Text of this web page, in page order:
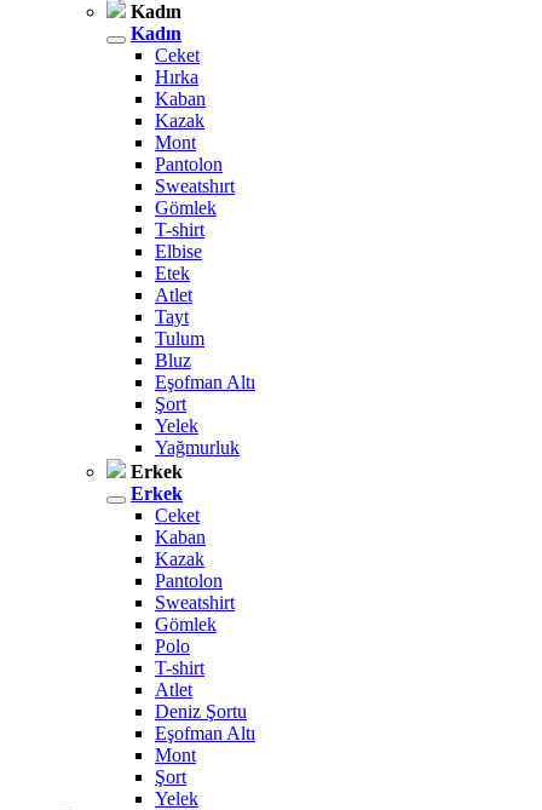
Kadın
Kadın
Ceket
Hırka
Kaban
Kazak
Mont
Pantolon
Sweatshırt
Gömlek
T-shirt
Elbise
Etek
Atlet
Tayt
Tulum
Bluz
Eşofman Altı
Şort
Yelek
Yağmurluk
Erkek
Erkek
Ceket
Kaban
Kazak
Pantolon
Sweatshirt
Gömlek
Polo
T-shirt
Atlet
Deniz Şortu
Eşofman Altı
Mont
Şort
Yelek